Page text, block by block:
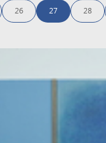
26 27 28